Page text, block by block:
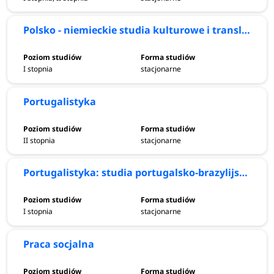
Wszechstronna oferta edukacyjna obejmuje 12 wydziałów,
które intensywnie kształcą studentów w zakresie nauk
historycznych.
którym każdy utalentowany student odnajdzie pasje
edukując się w zakresie sztuki plastycznej i muzycznej.
Oferowane kierunki studiów mają za zadanie rozwijać
studentów w ponad pięćdziesięciu dziedzinach nauki,
kulturoznawstwa czy psychologii, pobudzając jednocześnie
kreatywność i wyobraźnię studenta.
Polsko - niemieckie studia kulturowe i translatorskie
I stopnia stacjonarne
Portugalistyka
II stopnia stacjonarne
Portugalistyka: studia portugalsko-brazylijskie
I stopnia stacjonarne
Praca socjalna